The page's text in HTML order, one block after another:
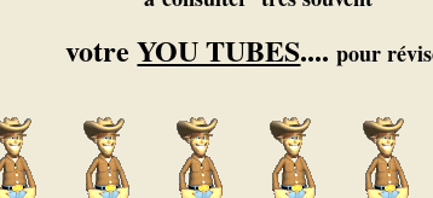
votre YOU TUBES....pour